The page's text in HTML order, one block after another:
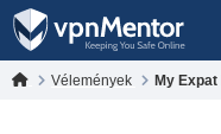
Vélemények My